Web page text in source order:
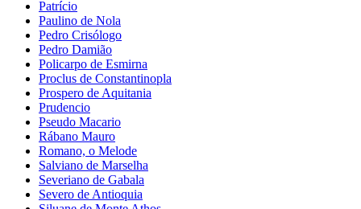
Patrício
Paulino de Nola
Pedro Crisólogo
Pedro Damião
Policarpo de Esmirna
Proclus de Constantinopla
Prospero de Aquitania
Prudencio
Pseudo Macario
Rábano Mauro
Romano, o Melode
Salviano de Marselha
Severiano de Gabala
Severo de Antioquia